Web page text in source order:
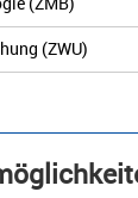
(ZWU)